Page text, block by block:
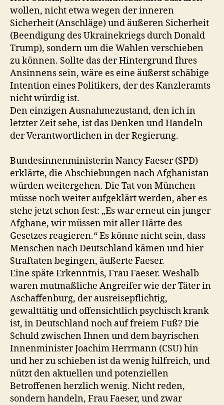
wollen, nicht etwa wegen der inneren
Sicherheit (Anschläge) und äußeren Sicherheit
(Beendigung des Ukrainekriegs durch Donald
Trump), sondern um die Wahlen verschieben
zu können. Sollte das der Hintergrund Ihres
Ansinnens sein, wäre es eine äußerst schäbige
Intention eines Politikers, der des Kanzleramts
nicht würdig ist.
Den einzigen Ausnahmezustand, den ich in
letzter Zeit sehe, ist das Denken und Handeln
der Verantwortlichen in der Regierung.
Bundesinnenministerin Nancy Faeser (SPD)
erklärte, die Abschiebungen nach Afghanistan
würden weitergehen. Die Tat von München
müsse noch weiter aufgeklärt werden, aber es
stehe jetzt schon fest: „Es war erneut ein junger
Afghane, wir müssen mit aller Härte des
Gesetzes reagieren.“ Es könne nicht sein, dass
Menschen nach Deutschland kämen und hier
Straftaten begingen, äußerte Faeser.
Eine späte Erkenntnis, Frau Faeser. Weshalb
waren mutmaßliche Angreifer wie der Täter in
Aschaffenburg, der ausreisepflichtig,
gewalttätig und offensichtlich psychisch krank
ist, in Deutschland noch auf freiem Fuß? Die
Schuld zwischen Ihnen und dem bayrischen
Innenminister Joachim Herrmann (CSU) hin
und her zu schieben ist da wenig hilfreich, und
nützt den aktuellen und potenziellen
Betroffenen herzlich wenig. Nicht reden,
sondern handeln, Frau Faeser, und zwar